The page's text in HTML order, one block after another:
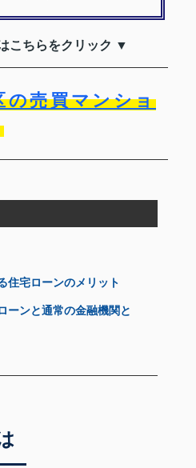
こちらをクリック ▼
の売買マンショ
住宅ローンのメリット
ーンと通常の金融機関と